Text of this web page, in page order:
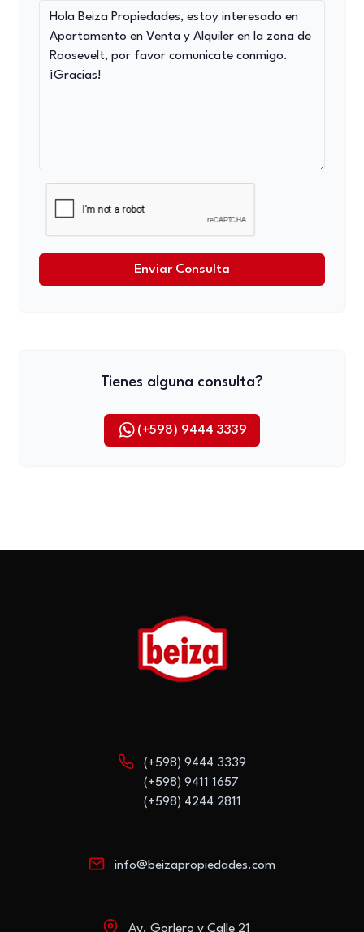
Enviar Consulta
Tienes alguna consulta?
(+598) 9444 3339
(+598) 9444 3339
(+598) 9411 1657
(+598) 4244 2811
info@beizapropiedades.com
Av. Gorlero y Calle 21